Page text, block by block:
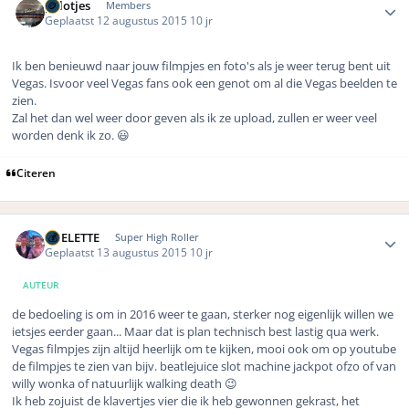
polotjes Members
Geplaatst 12 augustus 2015 10 jr
Ik ben benieuwd naar jouw filmpjes en foto's als je weer terug bent uit
Vegas. Isvoor veel Vegas fans ook een genot om al die Vegas beelden te
zien.
Zal het dan wel weer door geven als ik ze upload, zullen er weer veel
worden denk ik zo. 😃
Citeren
ROELETTE Super High Roller
Geplaatst 13 augustus 2015 10 jr
AUTEUR
de bedoeling is om in 2016 weer te gaan, sterker nog eigenlijk willen we
ietsjes eerder gaan... Maar dat is plan technisch best lastig qua werk.
Vegas filmpjes zijn altijd heerlijk om te kijken, mooi ook om op youtube
de filmpjes te zien van bijv. beatlejuice slot machine jackpot ofzo of van
willy wonka of natuurlijk walking death 😉
Ik heb zojuist de klavertjes vier die ik heb gewonnen gekrast, het